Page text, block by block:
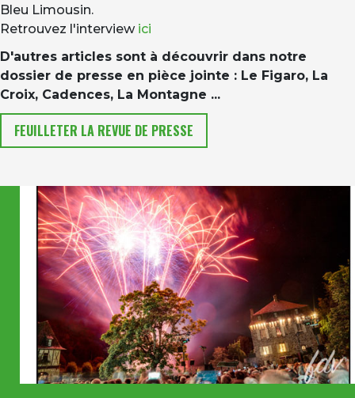
Bleu Limousin.
Retrouvez l'interview ici
D'autres articles sont à découvrir dans notre
dossier de presse en pièce jointe : Le Figaro, La
Croix, Cadences, La Montagne ...
FEUILLETER LA REVUE DE PRESSE
Image